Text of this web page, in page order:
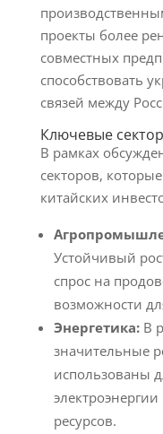
проекты более
совместных
способствовать
связей между
Ключевые
В рамках
секторов,
китайских
Устойчивый
спрос на
возможности
Энергетика:В
значительные
использованы
ресурсов.